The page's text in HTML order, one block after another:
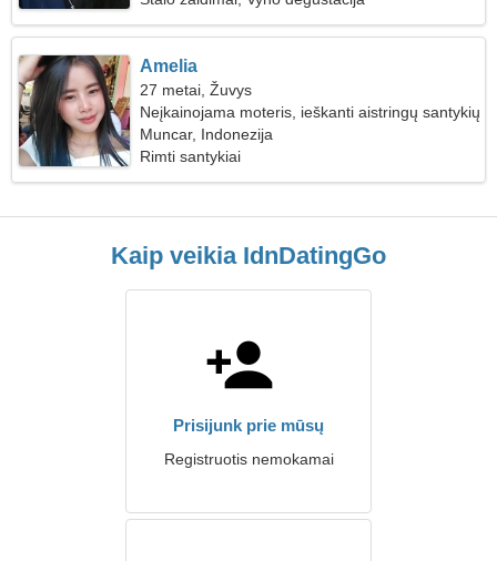
Amelia
27 metai, Žuvys
Neįkainojama moteris, ieškanti aistringų santykių
Muncar, Indonezija
Rimti santykiai
Kaip veikia IdnDatingGo
Prisijunk prie mūsų
Registruotis nemokamai